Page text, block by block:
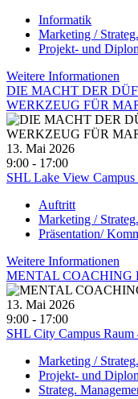
Informatik
Marketing /
Projekt- und
Weitere Informationen
DIE MACHT DER
WERKZEUG FÜR
13. Mai 2026
9:00 - 17:00
SHL Lake View Campus
Auftritt
Marketing /
Präsentation/
Weitere Informationen
MENTAL COACHING
13. Mai 2026
9:00 - 17:00
SHL City Campus Raum
Marketing /
Projekt- und
Strateg.